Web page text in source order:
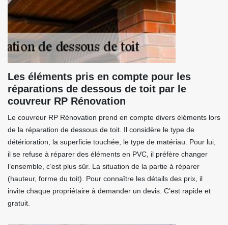
Les éléments pris en compte pour les
réparations de dessous de toit par le
couvreur RP Rénovation
Le couvreur RP Rénovation prend en compte divers éléments lors
de la réparation de dessous de toit. Il considère le type de
détérioration, la superficie touchée, le type de matériau. Pour lui,
il se refuse à réparer des éléments en PVC, il préfère changer
l’ensemble, c’est plus sûr. La situation de la partie à réparer
(hauteur, forme du toit). Pour connaître les détails des prix, il
invite chaque propriétaire à demander un devis. C’est rapide et
gratuit.